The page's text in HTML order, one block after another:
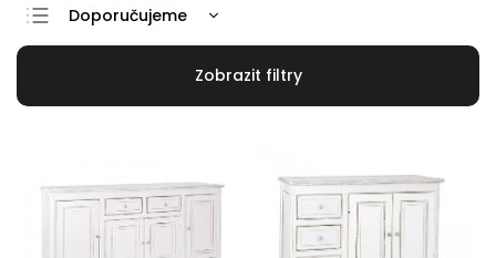
Doporučujeme
Nejlevnější